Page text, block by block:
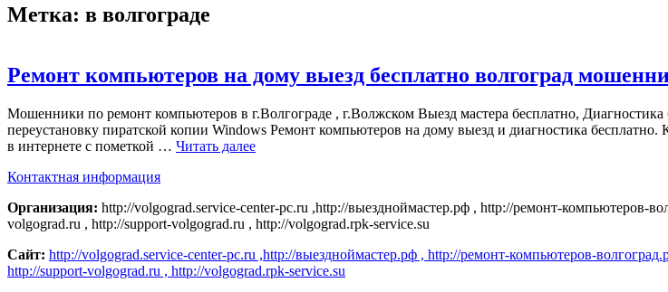
Метка: в волгограде
Ремонт компьютеров на дому выезд бесплатно волгоград
Мошенники по ремонт компьютеров в г.Волгограде , г.Волжском Выезд мастера бесплатно,
переустановку пиратской копии Windows Ремонт компьютеров на дому выезд и диагностика
в интернете с пометкой … Читать далее
Контактная информация
Организация: http://volgograd.service-center-pc.ru ,http://выездноймастер.рф , http://ремонт-компьютеров-
volgograd.ru , http://support-volgograd.ru , http://volgograd.rpk-service.su
Сайт: http://volgograd.service-center-pc.ru ,http://выездноймастер.рф , http://ремонт-компьютеров-
http://support-volgograd.ru , http://volgograd.rpk-service.su